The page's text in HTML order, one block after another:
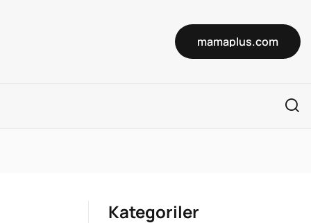
mamaplus.com
Kategoriler